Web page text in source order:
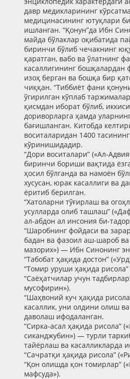
давр медикларининг
медицинасининг ютуқлари
ишланган. “Қонун”да Ибн
майда бўлаклар оқибатида
биринчи бўлиб чечакнинг
қаратган, вабо ва ўлатнинг
касаллигининг бошқалардан
изоҳ берган ва бошқа бир
чиққан. “Тиббиёт фани
ўгирилган кўплаб
қисмдан иборат бўлиб,
дориворларга ҳамда
бағишланган. Китобда
воситаларидан 1400
кўринишидадир.
“Дори воситалари” («Ал-
биринчи бориши вақтида
ҳосил бўлганда ва намоён
хусусан, юрак касаллиги ва
ёритиб берилган.
“Хатоларни тўғирлаш ва
усулларда олиб ташлаш”
ал-абдон ал инсония би-
“Шаробнинг фойдаси ва
бадан ва фазоил аш-шароб
мазорих») — Ибн Синонинг
“Табобат ҳақида достон”
“Томир уруши ҳақида
“Саёҳатчилар учун
мусофирин»).
“Шаҳвоний куч ҳақида
касаллик, уни олдини олиш
даволаш ифодаланган.
“Сирка-асал ҳақида рисола”
сиканджубин») — турли
тайёрлаш ва касалликларда
“Сачратқи ҳақида рисола”
“Қон олишда қон томирлар”
мафсуда»).